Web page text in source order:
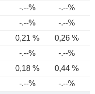
-.--% -.--%
-.--% -.--%
0,21 % 0,26 %
-.--% -.--%
0,18 % 0,44 %
-.--% -.--%